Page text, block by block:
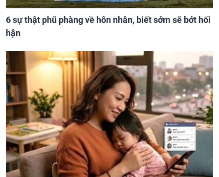
6 sự thật phũ phàng về hôn nhân, biết sớm sẽ bớt hối
hận